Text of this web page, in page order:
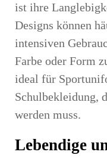
ist ihre
Designs können
intensiven
Farbe oder Form
ideal für
Schulbekleidung,
werden muss.
Lebendige